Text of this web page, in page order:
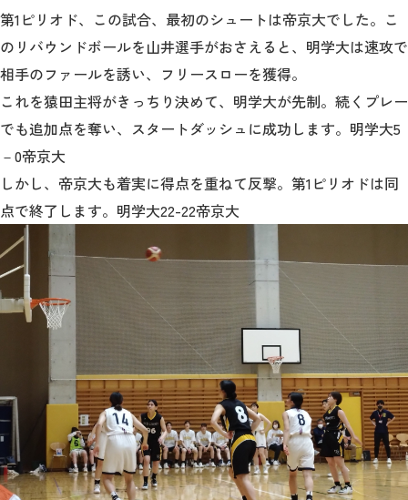
学生生活
留学・国際交流
キャリア
ボランティア
生涯学習・社会連携
入試情報サイト
2026年9月入学者向け 新入生サイト
MGグッズ オンラインショップ
（外部サイト）
第1ピリオド、この試合、最初のシュートは帝京大でした。こ
のリバウンドボールを山井選手がおさえると、明学大は速攻で
相手のファールを誘い、フリースローを獲得。
これを猿田主将がきっちり決めて、明学大が先制。続くプレー
でも追加点を奪い、スタートダッシュに成功します。明学大5
－0帝京大
しかし、帝京大も着実に得点を重ねて反撃。第1ピリオドは同
点で終了します。明学大22-22帝京大